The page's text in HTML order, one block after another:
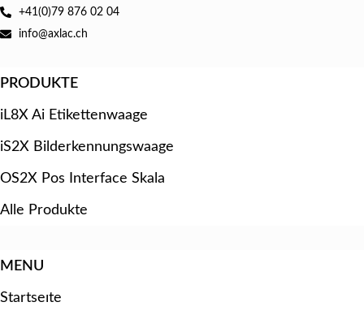
+41(0)79 876 02 04
info@axlac.ch
PRODUKTE
iL8X Ai Etikettenwaage
iS2X Bilderkennungswaage
OS2X Pos Interface Skala
Alle Produkte
MENU
Startseıte